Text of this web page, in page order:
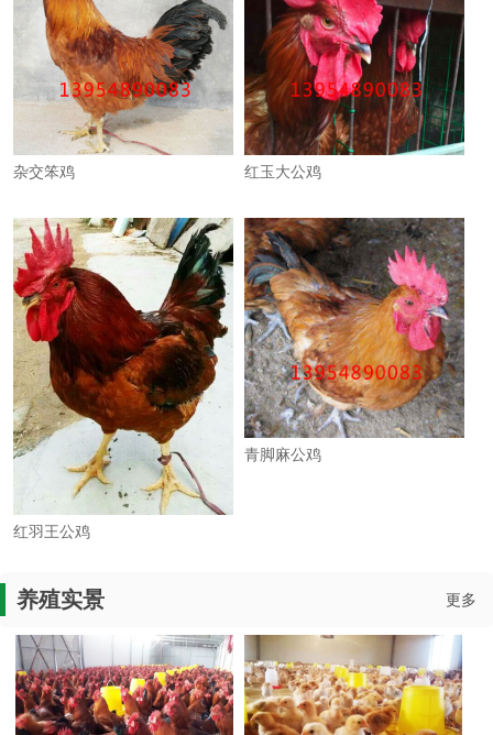
杂交笨鸡 红玉大公鸡
红羽王公鸡
青脚麻公鸡
养殖实景 更多